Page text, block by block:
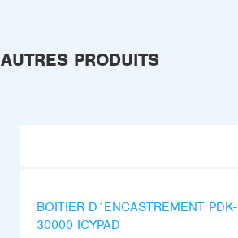
AUTRES PRODUITS
BOITIER D´ENCASTREMENT PDK-
30000 ICYPAD